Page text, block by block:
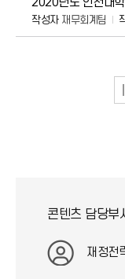
작성자재무회계팀
콘텐츠 담당부
재정전